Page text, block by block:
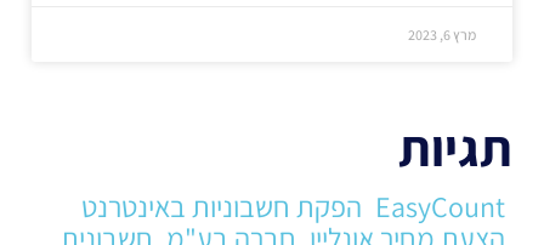
מרץ 6, 2023
תגיות
EasyCount הפקת חשבוניות באינטרנט
הצעת מחיר אונליין חברה בע"מ חשבונית